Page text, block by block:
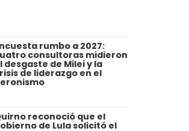
rumbo a 2027:
consultoras midieron
desgaste de Milei y la
de liderazgo en el
reconoció que el
de Lula solicitó el